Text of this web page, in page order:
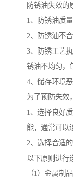
防锈油失效的
1、防锈油质量
2、防锈油不合
3、防锈工艺
锈油不均匀，
4、储存环境恶
为了预防失效
1、选择良好
能，通常可以
2、选择合适
以下原则进行
（1）金属制